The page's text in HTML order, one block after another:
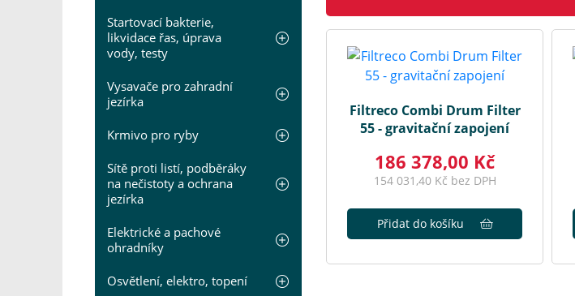
Startovací bakterie,
likvidace řas, úprava
vody, testy
Vysavače pro zahradní
jezírka
Krmivo pro ryby
Sítě proti listí, podběráky
na nečistoty a ochrana
jezírka
Elektrické a pachové
ohradníky
Osvětlení, elektro, topení
Filtreco Combi Drum Filter
55 - gravitační zapojení
186 378,00 Kč
154 031,40 Kč bez DPH
Přidat do košíku